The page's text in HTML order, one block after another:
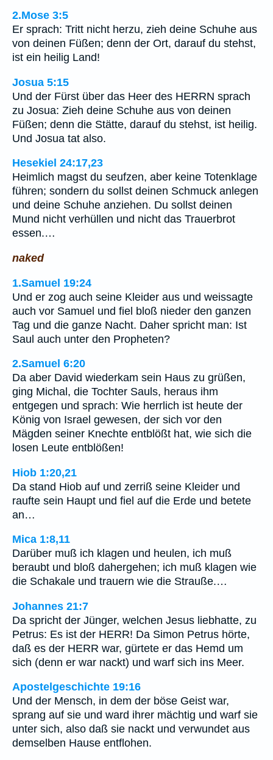
2.Mose 3:5
Er sprach: Tritt nicht herzu, zieh deine Schuhe aus
von deinen Füßen; denn der Ort, darauf du stehst,
ist ein heilig Land!
Josua 5:15
Und der Fürst über das Heer des HERRN sprach
zu Josua: Zieh deine Schuhe aus von deinen
Füßen; denn die Stätte, darauf du stehst, ist heilig.
Und Josua tat also.
Hesekiel 24:17,23
Heimlich magst du seufzen, aber keine Totenklage
führen; sondern du sollst deinen Schmuck anlegen
und deine Schuhe anziehen. Du sollst deinen
Mund nicht verhüllen und nicht das Trauerbrot
essen.…
naked
1.Samuel 19:24
Und er zog auch seine Kleider aus und weissagte
auch vor Samuel und fiel bloß nieder den ganzen
Tag und die ganze Nacht. Daher spricht man: Ist
Saul auch unter den Propheten?
2.Samuel 6:20
Da aber David wiederkam sein Haus zu grüßen,
ging Michal, die Tochter Sauls, heraus ihm
entgegen und sprach: Wie herrlich ist heute der
König von Israel gewesen, der sich vor den
Mägden seiner Knechte entblößt hat, wie sich die
losen Leute entblößen!
Hiob 1:20,21
Da stand Hiob auf und zerriß seine Kleider und
raufte sein Haupt und fiel auf die Erde und betete
an…
Mica 1:8,11
Darüber muß ich klagen und heulen, ich muß
beraubt und bloß dahergehen; ich muß klagen wie
die Schakale und trauern wie die Strauße.…
Johannes 21:7
Da spricht der Jünger, welchen Jesus liebhatte, zu
Petrus: Es ist der HERR! Da Simon Petrus hörte,
daß es der HERR war, gürtete er das Hemd um
sich (denn er war nackt) und warf sich ins Meer.
Apostelgeschichte 19:16
Und der Mensch, in dem der böse Geist war,
sprang auf sie und ward ihrer mächtig und warf sie
unter sich, also daß sie nackt und verwundet aus
demselben Hause entflohen.